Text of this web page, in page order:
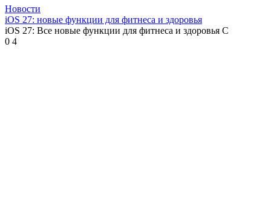
Новости
iOS 27: новые функции для фитнеса и здоровья
iOS 27: Все новые функции для фитнеса и здоровья С
0 4